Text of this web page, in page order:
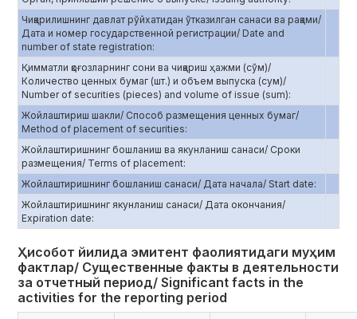
Чиқарилишнинг давлат рўйхатидан ўтказилган санаси ва рақами/
Дата и номер государственной регистрации/ Date and
number of state registration:
Қимматли қоғозларнинг сони ва чиқариш ҳажми (сўм)/
Количество ценных бумаг (шт.) и объем выпуска (сум)/
Number of securities (pieces) and volume of issue (sum):
Жойлаштириш шакли/ Способ размещения ценных бумаг/
Method of placement of securities:
Жойлаштиришнинг бошланиш ва якунланиш санаси/ Сроки
размещения/ Terms of placement:
Жойлаштиришнинг бошланиш санаси/ Дата начала/ Start date:
Жойлаштиришнинг якунланиш санаси/ Дата окончания/
Еxpiration date:
Ҳисобот йилида эмитент фаолиятидаги муҳим
фактлар/ Существенные факты в деятельности
за отчетный период/ Significant facts in the
activities for the reporting period